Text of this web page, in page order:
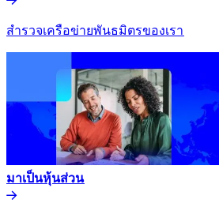
สำรวจเครือข่ายพันธมิตรของเรา​​
มาเป็นหุ้นส่วน​​